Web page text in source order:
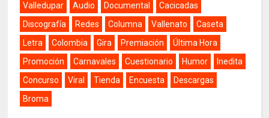
Valledupar
Audio Documental
Cacicadas
Discografía
Redes Columna Vallenato
Caseta
Letra
Colombia Gira Premiación
Última Hora
Promoción
Carnavales Cuestionario Humor
Inedita
Concurso
Viral Tienda Encuesta
Descargas
Broma